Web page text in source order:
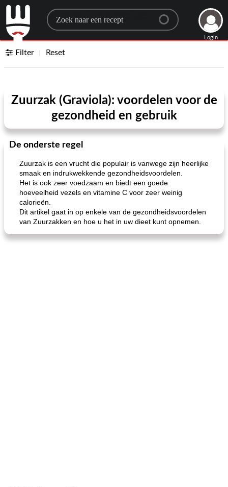
Search for a recipe
Login
Filter Reset
Zuurzak (Graviola): voordelen voor de
gezondheid en gebruik
De onderste regel
Zuurzak is een vrucht die populair is vanwege zijn heerlijke
smaak en indrukwekkende gezondheidsvoordelen.
Het is ook zeer voedzaam en biedt een goede
hoeveelheid vezels en vitamine C voor zeer weinig
calorieën.
Dit artikel gaat in op enkele van de gezondheidsvoordelen
van Zuurzakken en hoe u het in uw dieet kunt opnemen.